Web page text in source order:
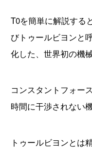
T0を簡単に解説する
びトゥールビヨンと
化した、世界初の機
コンスタントフォー
時間に干渉されない
トゥールビヨンとは